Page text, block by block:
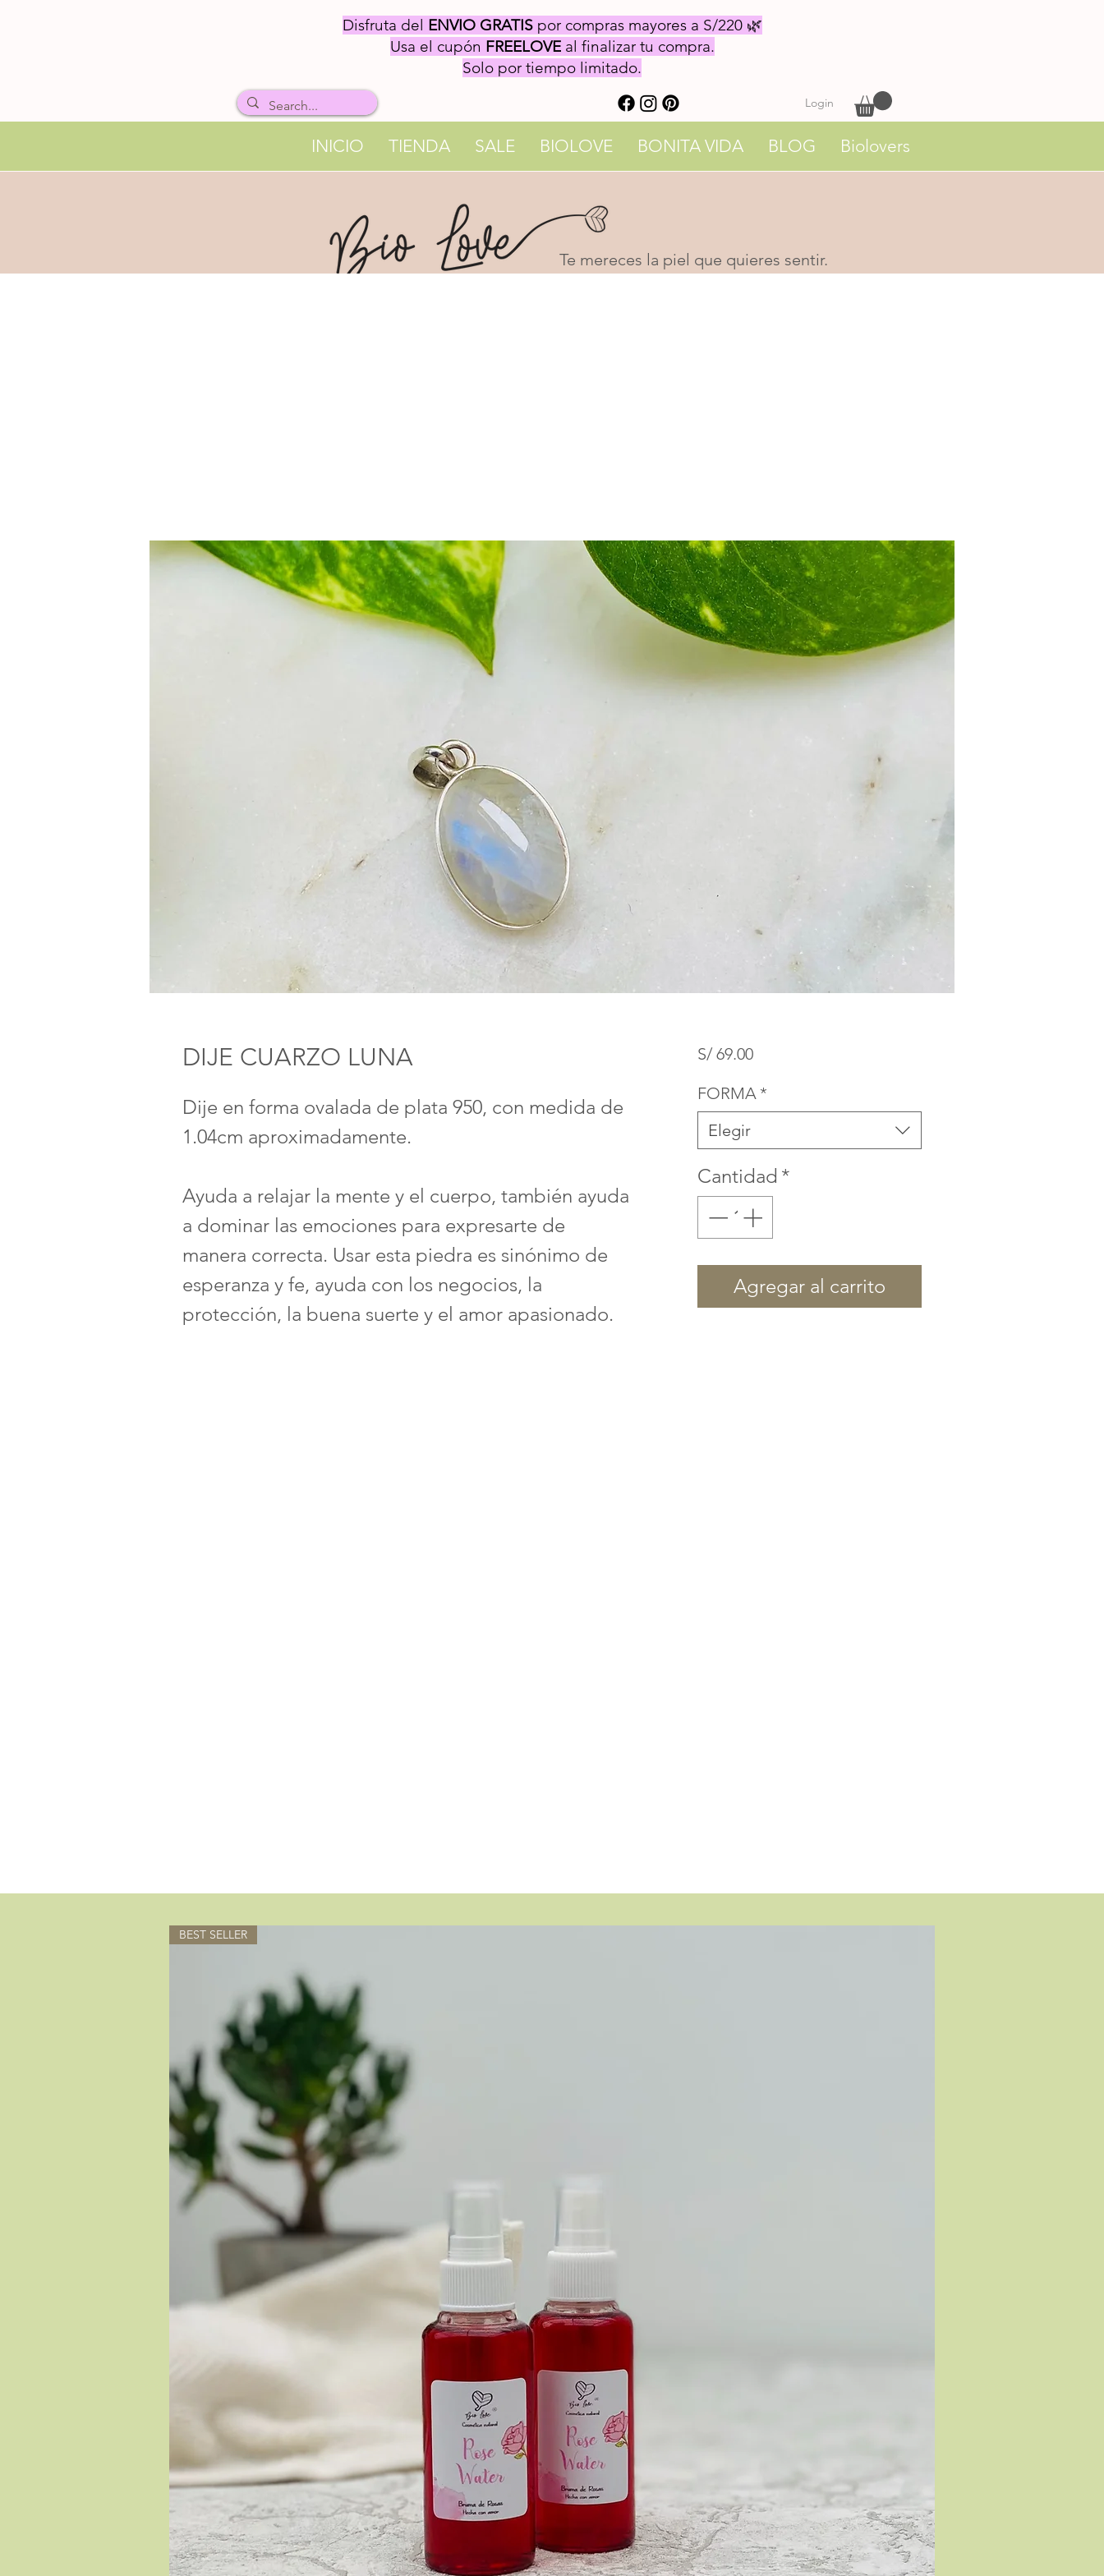
Disfruta del ENVIO GRATISpor compras mayores a S/220 🌿
Usa el cupón FREELOVEal finalizar tu compra.
Solo por tiempo limitado.
Login
INICIO TIENDA SALE BIOLOVE BONITA VIDA BLOG Biolovers
Te mereces la piel que quieres sentir.
DIJE CUARZO LUNA
Dije en forma ovalada de plata 950, con medida de
1.04cm aproximadamente.
Ayuda a relajar la mente y el cuerpo, también ayuda
a dominar las emociones para expresarte de
manera correcta. Usar esta piedra es sinónimo de
esperanza y fe, ayuda con los negocios, la
protección, la buena suerte y el amor apasionado.
S/ 69.00Precio
FORMA *
Elegir
Cantidad *
Agregar al carrito
BEST SELLER